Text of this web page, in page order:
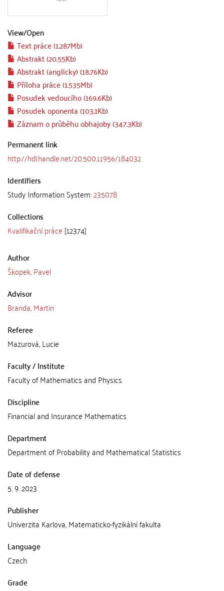
View/Open
Text práce (1.287Mb)
Abstrakt (20.55Kb)
Abstrakt (anglicky) (18.76Kb)
Příloha práce (1.535Mb)
Posudek vedoucího (169.6Kb)
Posudek oponenta (103.1Kb)
Záznam o průběhu obhajoby (347.3Kb)
Permanent link
http://hdl.handle.net/20.500.11956/184032
Identifiers
Study Information System:235078
Collections
Kvalifikační práce [12374]
Author
Škopek, Pavel
Advisor
Branda, Martin
Referee
Mazurová, Lucie
Faculty / Institute
Faculty of Mathematics and Physics
Discipline
Financial and Insurance Mathematics
Department
Department of Probability and Mathematical Statistics
Date of defense
5. 9. 2023
Publisher
Univerzita Karlova, Matematicko-fyzikální fakulta
Language
Czech
Grade